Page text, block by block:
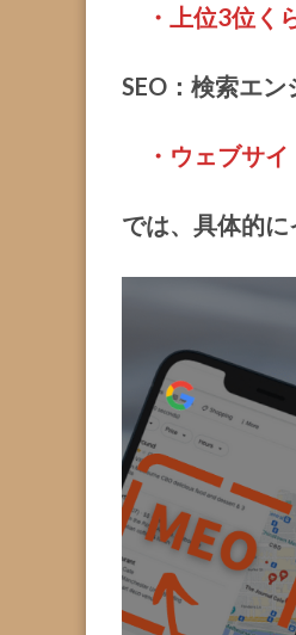
・上位3位く
SEO：検索エ
・ウェブサイ
では、具体的に